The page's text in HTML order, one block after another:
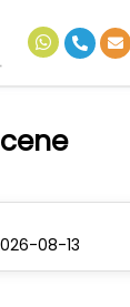
08-13